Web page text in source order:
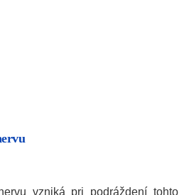
vzniká pri podráždení tohto